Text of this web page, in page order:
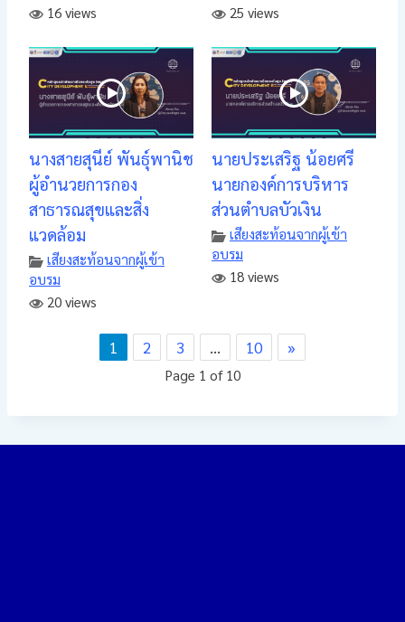
16 views
25 views
นางสายสุนีย์ พันธุ์พานิช
ผู้อำนวยการกอง
สาธารณสุขและสิ่ง
แวดล้อม
เสียงสะท้อนจากผู้เข้า
อบรม
20 views
นายประเสริฐ น้อยศรี
นายกองค์การบริหาร
ส่วนตำบลบัวเงิน
เสียงสะท้อนจากผู้เข้า
อบรม
18 views
1 2 3 … 10 »
Page 1 of 10